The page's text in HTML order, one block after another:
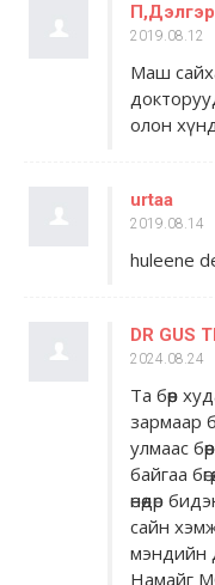
2019.08.12
Маш
олон
urtaa
2019.08.14
huleene
DR GUS
2024.08.24
Та бөөр
зармаар
улмаас
байгаа
өнөөдөр
сайн
мэндийн
Намайг